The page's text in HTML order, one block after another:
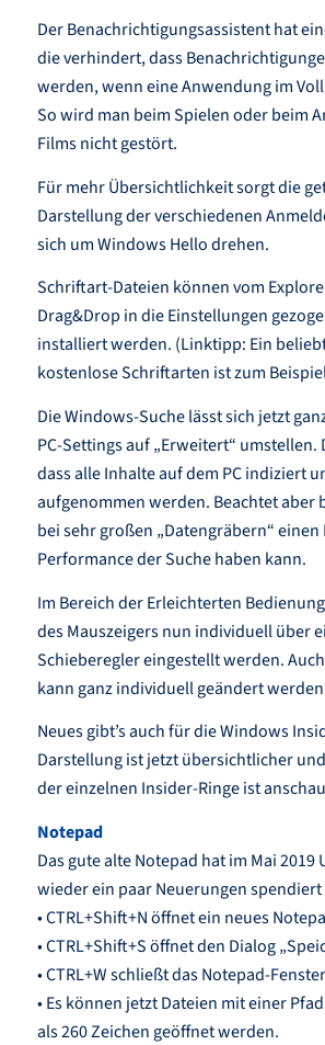
Der Benachrichtigungsassistent hat
die verhindert, dass
werden, wenn eine Anwendung im
So wird man beim Spielen oder beim
Films nicht gestört.
Für mehr Übersichtlichkeit sorgt die
Darstellung der verschiedenen
sich um Windows Hello drehen.
Schriftart-Dateien können vom
Drag&Drop in die Einstellungen
installiert werden. (Linktipp: Ein
kostenlose Schriftarten ist zum
Die Windows-Suche lässt sich jetzt
PC-Settings auf „Erweitert“ umstellen.
dass alle Inhalte auf dem PC indiziert
aufgenommen werden. Beachtet aber
bei sehr großen „Datengräbern“
Performance der Suche haben kann.
Im Bereich der Erleichterten
des Mauszeigers nun individuell über
Schieberegler eingestellt werden.
kann ganz individuell geändert
Neues gibt’s auch für die Windows
Darstellung ist jetzt übersichtlicher
der einzelnen Insider-Ringe ist
Notepad
Das gute alte Notepad hat im Mai 2019
wieder ein paar Neuerungen
• CTRL+Shift+N öffnet ein neues
• CTRL+Shift+S öffnet den Dialog
• CTRL+W schließt das Notepad-Fenster
• Es können jetzt Dateien mit einer
als 260 Zeichen geöffnet werden.